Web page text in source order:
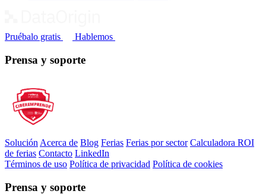
Pruébalo gratis Hablemos
Prensa y soporte
Solución Acerca de Blog Ferias Ferias por sector Calculadora ROI
de ferias Contacto LinkedIn
Términos de uso Política de privacidad Política de cookies
Prensa y soporte